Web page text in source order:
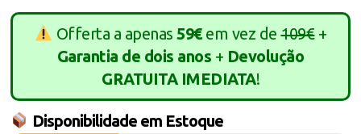
Offerta a apenas59€em vez de109€+
Garantia de dois anos + Devolução
GRATUITA IMEDIATA!
Disponibilidade em Estoque